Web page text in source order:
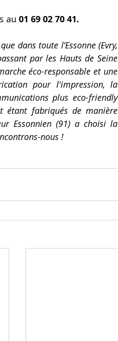
au 01 69 02 70 41.
dans toute l’Essonne (Evry,
par les Hauts de Seine
éco-responsable et une
pour l'impression, la
plus eco-friendly
étant fabriqués de manière
Essonnien (91) a choisi la
nous !